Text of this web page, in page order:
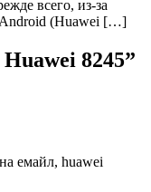
всего, из-за
(Huawei […]
8245”
емайл, huawei